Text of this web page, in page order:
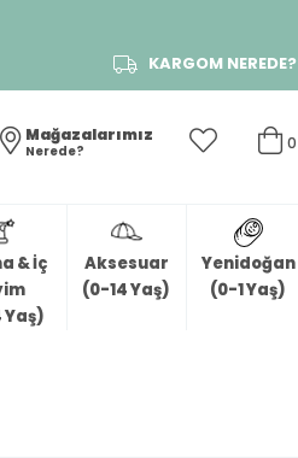
KARGOM NEREDE?
0
Mağazalarımız
Nerede?
& İç
Yaş)
Aksesuar
(0-14 Yaş)
Yenidoğan
(0-1 Yaş)